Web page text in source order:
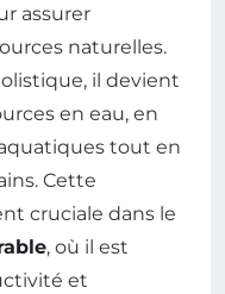
assurer
naturelles.
il devient
en eau, en
tout en
Cette
cruciale dans le
, où il est
et